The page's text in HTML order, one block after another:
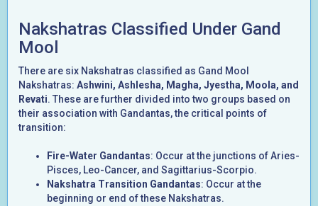
Nakshatras Classified Under Gand
Mool
There are six Nakshatras classified as Gand Mool
Nakshatras: Ashwini, Ashlesha, Magha, Jyestha, Moola, and
Revati. These are further divided into two groups based on
their association with Gandantas, the critical points of
transition:
Fire-Water Gandantas: Occur at the junctions of Aries-
Pisces, Leo-Cancer, and Sagittarius-Scorpio.
Nakshatra Transition Gandantas: Occur at the
beginning or end of these Nakshatras.